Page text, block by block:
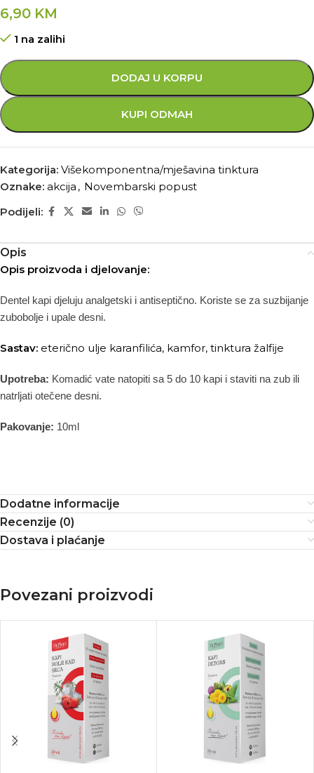
6,90 KM
1 na zalihi
DODAJ U KORPU
KUPI ODMAH
Kategorija: Višekomponentna/mješavina tinktura
Oznake: akcija , Novembarski popust
Podijeli:
Opis
Opis proizvoda i djelovanje:
Dentel kapi djeluju analgetski i antiseptično. Koriste se za suzbijanje
zubobolje i upale desni.
Sastav: eterično ulje karanfilića, kamfor, tinktura žalfije
Upotreba: Komadić vate natopiti sa 5 do 10 kapi i staviti na zub ili
natrljati otečene desni.
Pakovanje: 10ml
Dodatne informacije
Recenzije (0)
Dostava i plaćanje
Povezani proizvodi